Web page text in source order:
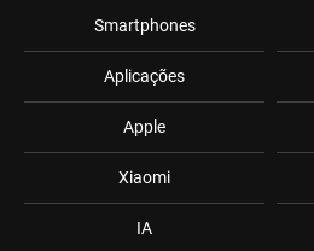
Smartphones
Aplicações
Apple
Xiaomi
IA